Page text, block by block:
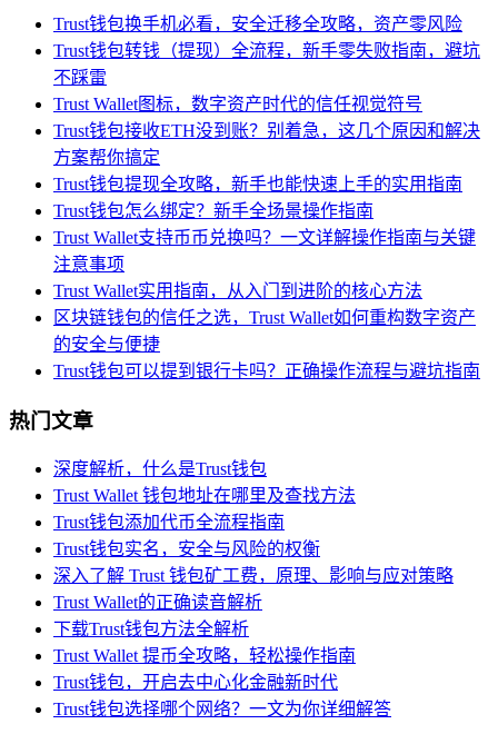
Trust钱包换手机必看，安全迁移全攻略，资产零风险
Trust钱包转钱（提现）全流程，新手零失败指南，避坑
不踩雷
Trust Wallet图标，数字资产时代的信任视觉符号
Trust钱包接收ETH没到账？别着急，这几个原因和解决
方案帮你搞定
Trust钱包提现全攻略，新手也能快速上手的实用指南
Trust钱包怎么绑定？新手全场景操作指南
Trust Wallet支持币币兑换吗？一文详解操作指南与关键
注意事项
Trust Wallet实用指南，从入门到进阶的核心方法
区块链钱包的信任之选，Trust Wallet如何重构数字资产
的安全与便捷
Trust钱包可以提到银行卡吗？正确操作流程与避坑指南
热门文章
深度解析，什么是Trust钱包
Trust Wallet 钱包地址在哪里及查找方法
Trust钱包添加代币全流程指南
Trust钱包实名，安全与风险的权衡
深入了解 Trust 钱包矿工费，原理、影响与应对策略
Trust Wallet的正确读音解析
下载Trust钱包方法全解析
Trust Wallet 提币全攻略，轻松操作指南
Trust钱包，开启去中心化金融新时代
Trust钱包选择哪个网络？一文为你详细解答